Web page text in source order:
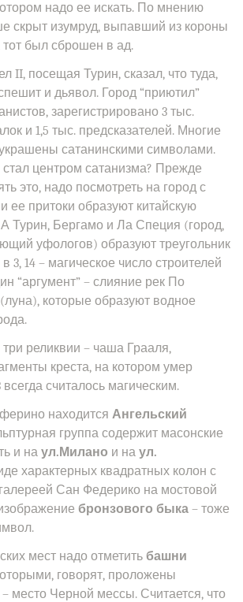
надо ее искать. По мнению
скрыт изумруд, выпавший из короны
был сброшен в ад.
II, посещая Турин, сказал, что туда,
и дьявол. Город “приютил”
зарегистрировано 3 тыс.
и 1,5 тыс. предсказателей. Многие
сатанинскими символами.
центром сатанизма? Прежде
это, надо посмотреть на город с
ее притоки образуют китайскую
Турин, Бергамо и Ла Специя (город,
уфологов) образуют треугольник
3, 14 – магическое число строителей
“аргумент” – слияние рек По
которые образуют водное
реликвии – чаша Грааля,
креста, на котором умер
считалось магическим.
находитсяАнгельский
группа содержит масонские
и наул.Милано и наул.
характерных квадратных колон с
Сан Федерико на мостовой
бронзового быка – тоже
мест надо отметитьбашни
говорят, проложены
место Черной мессы. Считается, что